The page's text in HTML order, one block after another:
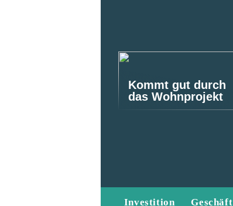
Kommt gut durch
das Wohnprojekt
Investition Geschäft